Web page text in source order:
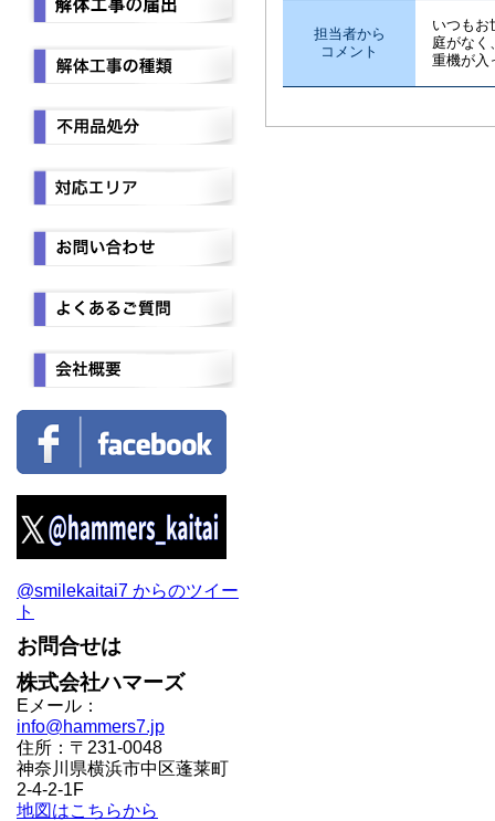
担当者から
コメント
いつもお
庭がなく
重機が入
@smilekaitai7 からのツイー
ト
お問合せは
株式会社ハマーズ
Eメール：
info@hammers7.jp
住所：〒231-0048
神奈川県横浜市中区蓬莱町
2-4-2-1F
地図はこちらから